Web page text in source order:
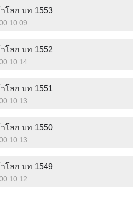
โลก บท 1553
โลก บท 1552
โลก บท 1551
โลก บท 1550
โลก บท 1549